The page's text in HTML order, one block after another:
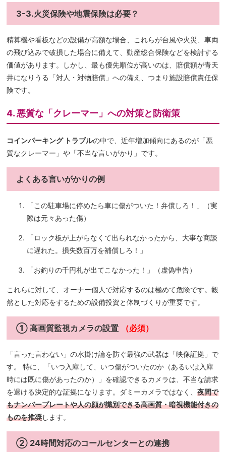
3-3.火災保険や地震保険は必要？
精算機や看板などの設備が高額な場合、これらが台風や火災、車両
の飛び込みで破損した場合に備えて、動産総合保険などを検討する
価値があります。しかし、最も優先順位が高いのは、賠償額が青天
井になりうる「対人・対物賠償」への備え、つまり施設賠償責任保
険です。
4. 悪質な「クレーマー」への対策と防衛策
コインパーキング トラブルの中で、近年増加傾向にあるのが「悪
質なクレーマー」や「不当な言いがかり」です。
よくある言いがかりの例
「この駐車場に停めたら車に傷がついた！弁償しろ！」（実
際は元々あった傷）
「ロック板が上がらなくて出られなかったから、大事な商談
に遅れた。損失数百万を補償しろ！」
「お釣りの千円札が出てこなかった！」（虚偽申告）
これらに対して、オーナー個人で対応するのは極めて危険です。毅
然とした対応をするための設備投資と体制づくりが重要です。
① 高画質監視カメラの設置 （必須）
「言った言わない」の水掛け論を防ぐ最強の武器は「映像証拠」で
す。 特に、「いつ入庫して、いつ傷がついたのか（あるいは入庫
時には既に傷があったのか）」を確認できるカメラは、不当な請求
を退ける決定的な証拠になります。ダミーカメラではなく、夜間で
もナンバープレートや人の顔が識別できる高画質・暗視機能付きの
ものを推奨します。
② 24時間対応のコールセンターとの連携